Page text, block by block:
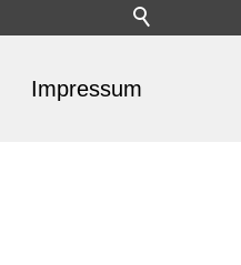
Impressum